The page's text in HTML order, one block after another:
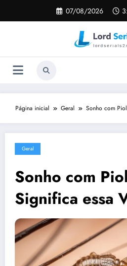
o
07/08/2026
Página inicial Geral Sonho com
Geral
Sonho com
Significa essa